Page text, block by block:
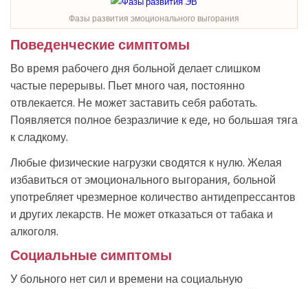
Фазы развития эмоционального выгорания
Поведенческие симптомы
Во время рабочего дня больной делает слишком
частые перерывы. Пьет много чая, постоянно
отвлекается. Не может заставить себя работать.
Появляется полное безразличие к еде, но большая тяга
к сладкому.
Любые физические нагрузки сводятся к нулю. Желая
избавиться от эмоционального выгорания, больной
употребляет чрезмерное количество антидепрессантов
и других лекарств. Не может отказаться от табака и
алкоголя.
Социальные симптомы
У больного нет сил и времени на социальную